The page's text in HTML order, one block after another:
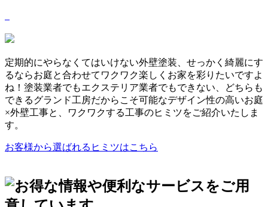
定期的にやらなくてはいけない外壁塗装、せっかく綺麗にす
るならお庭と合わせてワクワク楽しくお家を彩りたいですよ
ね！塗装業者でもエクステリア業者でもできない、どちらも
できるグランド工房だからこそ可能なデザイン性の高いお庭
×外壁工事と、ワクワクする工事のヒミツをご紹介いたしま
す。
お客様から選ばれるヒミツはこちら